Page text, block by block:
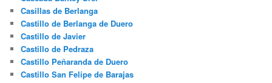
Casillas de Berlanga
Castillo de Berlanga de Duero
Castillo de Javier
Castillo de Pedraza
Castillo Peñaranda de Duero
Castillo San Felipe de Barajas